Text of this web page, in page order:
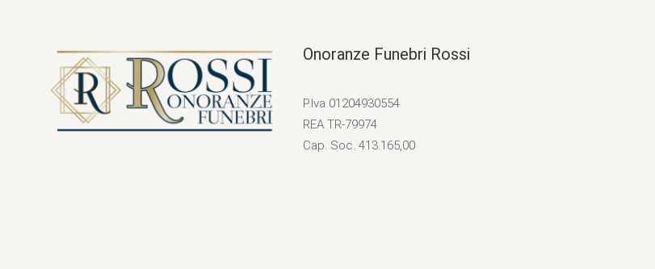
Onoranze Funebri Rossi
P.Iva 01204930554
REA TR-79974
Cap. Soc. 413.165,00